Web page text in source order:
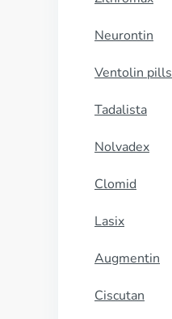
Neurontin
Ventolin pills
Tadalista
Nolvadex
Clomid
Lasix
Augmentin
Ciscutan